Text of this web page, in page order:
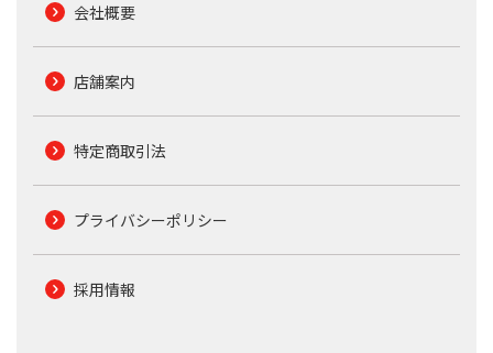
会社概要
店舗案内
特定商取引法
プライバシーポリシー
採用情報